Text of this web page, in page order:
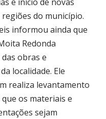
do município.
informou ainda que
Redonda
obras e
localidade. Ele
realiza levantamento
os materiais e
sejam